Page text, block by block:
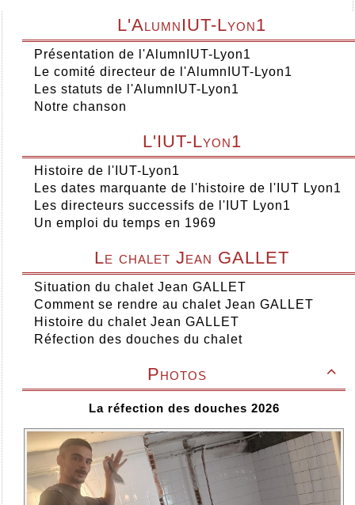
L'AlumnIUT-Lyon1
Présentation de l'AlumnIUT-Lyon1
Le comité directeur de l'AlumnIUT-Lyon1
Les statuts de l'AlumnIUT-Lyon1
Notre chanson
L'IUT-Lyon1
Histoire de l'IUT-Lyon1
Les dates marquante de l'histoire de l'IUT Lyon1
Les directeurs successifs de l'IUT Lyon1
Un emploi du temps en 1969
Le chalet Jean GALLET
Situation du chalet Jean GALLET
Comment se rendre au chalet Jean GALLET
Histoire du chalet Jean GALLET
Réfection des douches du chalet

Photos
La réfection des douches 2026